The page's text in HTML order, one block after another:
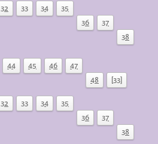
32 33 34
35
36
37
38
44 45 46
47
48
[33]
32 33 34
35
36
37
38